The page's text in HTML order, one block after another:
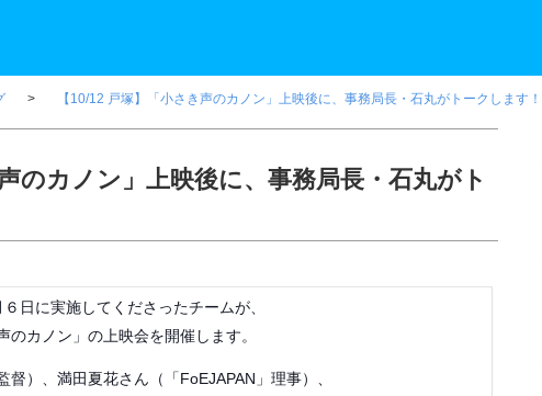
【10/12 戸塚】「小さき声のカノン」上映後に、事務局長・石丸がトークします！
のカノン」上映後に、事務局長・石丸がト
日に実施してくださったチームが、
カノン」の上映会を開催します。
督）、満田夏花さん （「FoEJAPAN」理事）、